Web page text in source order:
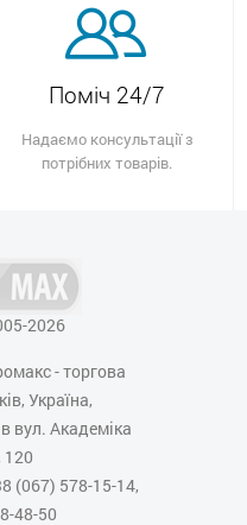
Поміч 24/7
Надаємо консультації з
потрібних товарів.
2026
- торгова
Україна,
вул. Академіка
120
(067) 578-15-14,
48-50